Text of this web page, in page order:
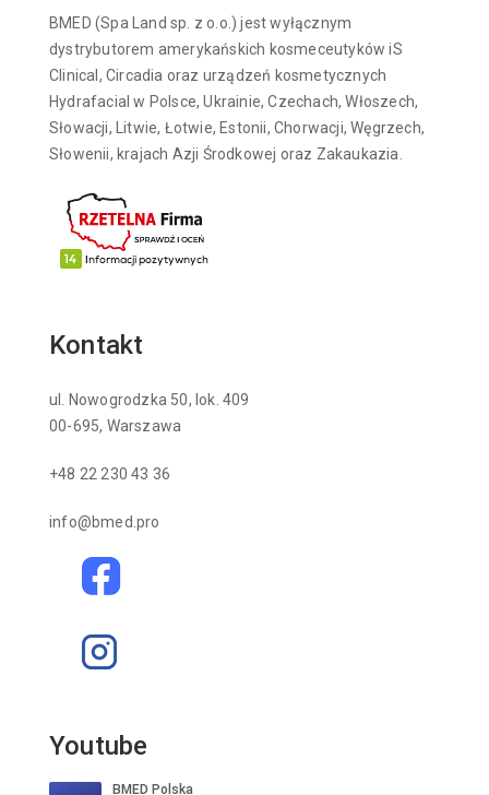
BMED (Spa Land sp. z o.o.) jest wyłącznym
dystrybutorem amerykańskich kosmeceutyków iS
Clinical, Circadia oraz urządzeń kosmetycznych
Hydrafacial w Polsce, Ukrainie, Czechach, Włoszech,
Słowacji, Litwie, Łotwie, Estonii, Chorwacji, Węgrzech,
Słowenii, krajach Azji Środkowej oraz Zakaukazia.
Kontakt
ul. Nowogrodzka 50, lok. 409
00-695, Warszawa
+48 22 230 43 36
info@bmed.pro
Youtube